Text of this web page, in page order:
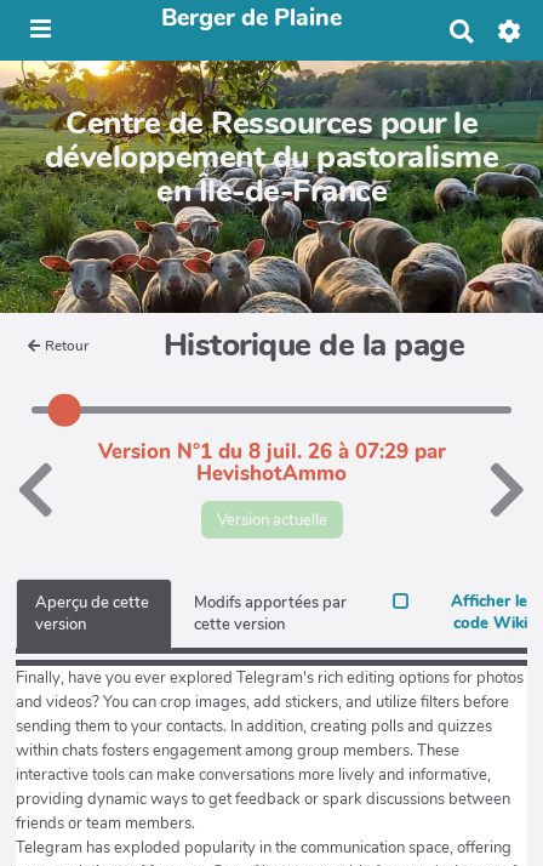
Berger de Plaine
h
e
r
c
h
e
r
Centre de Ressources pour le
développement du pastoralisme
en Île-de-France
Retour Historique de la page
Version N°1 du 8 juil. 26 à 07:29 par
HevishotAmmo
Version actuelle
Aperçu de cette
version
Modifs apportées par
cette version
Afficher le
code Wiki